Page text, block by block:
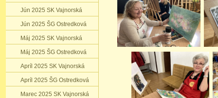
Jún 2025 SK Vajnorská
Jún 2025 ŠG Ostredková
Máj 2025 SK Vajnorská
Máj 2025 ŠG Ostredková
Apríl 2025 SK Vajnorská
Apríl 2025 ŠG Ostredková
Marec 2025 SK Vajnorská